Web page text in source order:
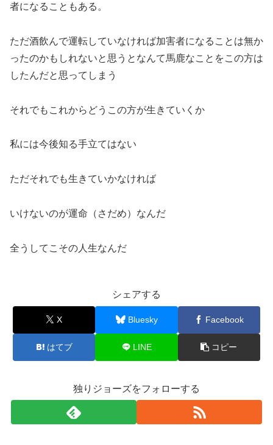
者になることもある。
ただ酒飲んで運転していなければ加害者になることは無か
ったのかもしれないと思うとなんて馬鹿なことをこの方は
したんだと思ってしまう
それでもこれからどうこの方が生きていくか
私には今後知る手立てはない
ただそれでも生きていかなければ
いけないのが運命（さだめ）なんだ
全うしてこその人生なんだ
シェアする
X Bluesky Facebook
はてブ LINE コピー
独りジョーズをフォローする